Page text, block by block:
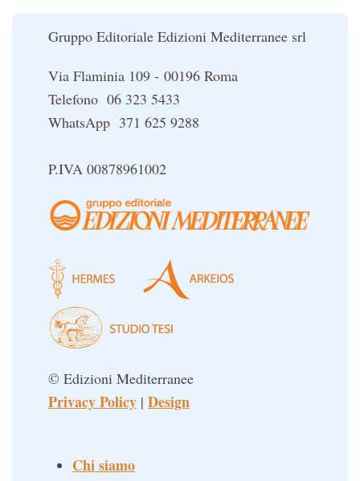
Opere di Julius Evola
Simbolica Massonica
Un libro per Sempre
Gruppo Editoriale Edizioni Mediterranee srl
Via Flaminia 109 - 00196 Roma
Telefono 06 323 5433
WhatsApp 371 625 9288
P.IVA 00878961002
© Edizioni Mediterranee
Privacy Policy | Design
Chi siamo